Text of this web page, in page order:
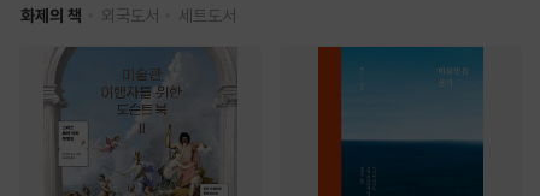
화제의 책 외국도서 세트도서